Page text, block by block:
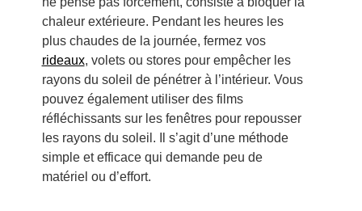
chaleur extérieure. Pendant les heures les
plus chaudes de la journée, fermez vos
rideaux, volets ou stores pour empêcher les
rayons du soleil de pénétrer à l’intérieur. Vous
pouvez également utiliser des films
réfléchissants sur les fenêtres pour repousser
les rayons du soleil. Il s’agit d’une méthode
simple et efficace qui demande peu de
matériel ou d’effort.